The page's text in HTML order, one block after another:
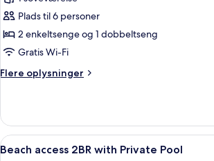
Room
With
2
Plads til 6 personer
2 enkeltsenge og 1 dobbeltseng
Gratis Wi-Fi
Flere oplysninger
Flere
Room
With
2
Indlæs
Et moderne
9
Beach access 2BR with Private Pool